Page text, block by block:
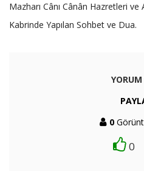
Mazharı Cânı Cânân Hazretleri
Kabrinde Yapılan Sohbet ve Dua.
0
0